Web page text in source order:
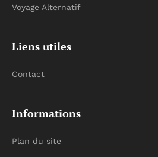
Voyage Alternatif
Liens utiles
Contact
Informations
Plan du site